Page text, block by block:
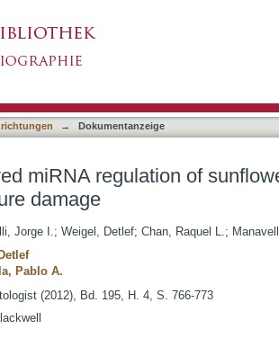
HaWRKY6 in response
→ Dokumentanzeige
miRNA regulation of
damage
Jorge I.; Weigel, Detlef; Chan, Raquel L.;
Pablo A.
(2012), Bd. 195, H. 4, S. 766-773